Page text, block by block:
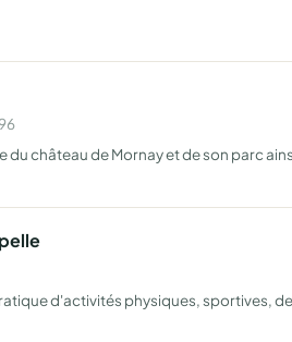
château de Mornay et de son parc
d'activités physiques, sportives,